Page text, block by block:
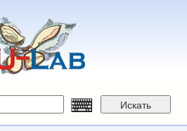
Искать